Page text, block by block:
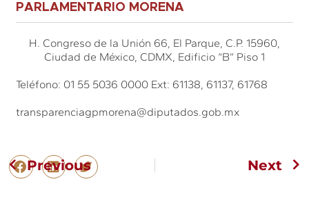
PARLAMENTARIO MORENA
H. Congreso de la Unión 66, El Parque, C.P. 15960,
Ciudad de México, CDMX, Edificio “B” Piso 1
Teléfono: 01 55 5036 0000 Ext: 61138, 61137, 61768
transparenciagpmorena@diputados.gob.mx
Previous Next